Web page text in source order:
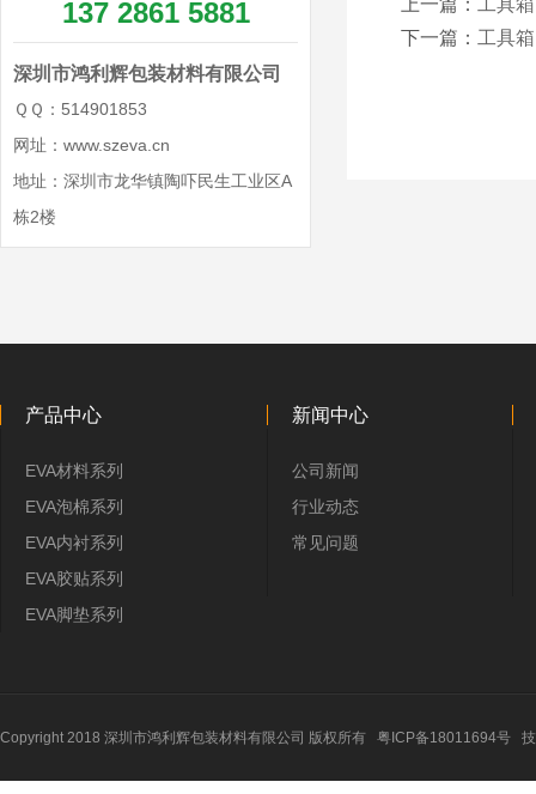
137 2861 5881
深圳市鸿利辉包装材料有限公司
ＱＱ：514901853
网址：www.szeva.cn
地址：深圳市龙华镇陶吓民生工业区A
栋2楼
上一篇： 工具
下一篇： 工具
产品中心
EVA材料系列
EVA泡棉系列
EVA内衬系列
EVA胶贴系列
EVA脚垫系列
新闻中心
公司新闻
行业动态
常见问题
Copyright 2018 深圳市鸿利辉包装材料有限公司 版权所有 粤ICP备18011694号